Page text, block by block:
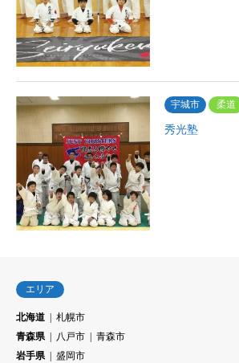
宇城市 柔道
秀光塾
エリア
北海道
札幌市
青森県
八戸市
青森市
岩手県
盛岡市